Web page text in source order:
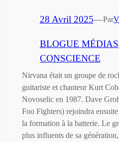
28 Avril 2025—Par
BLOGUE MÉDIAS
CONSCIENCE
Nirvana était un groupe de
guitariste et chanteur Kurt
Novoselic en 1987. Dave
Foo Fighters) rejoindra
la formation à la batterie. Le
plus influents de sa